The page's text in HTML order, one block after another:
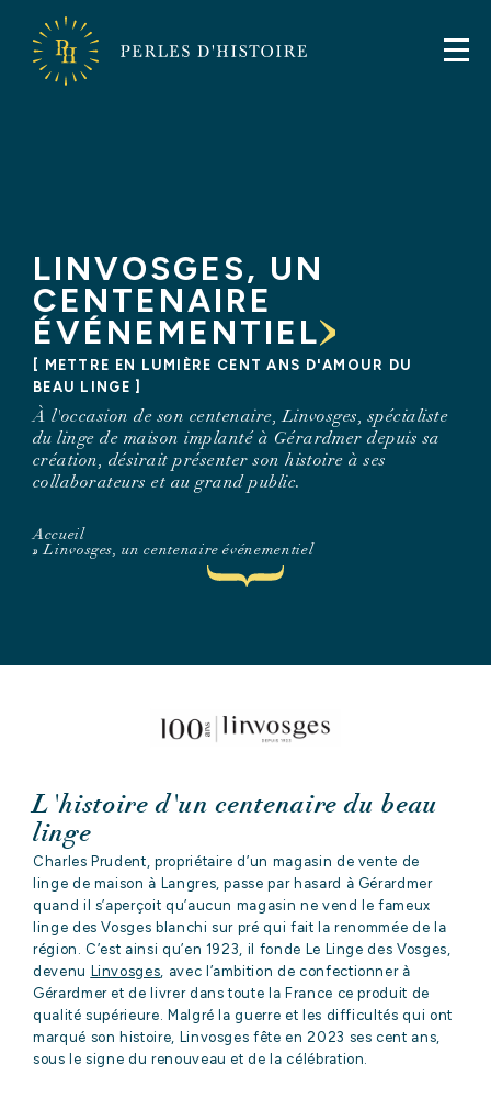
LINVOSGES, UN
CENTENAIRE
ÉVÉNEMENTIEL
METTRE EN LUMIÈRE CENT ANS D'AMOUR DU
BEAU LINGE
À l'occasion de son centenaire, Linvosges, spécialiste
du linge de maison implanté à Gérardmer depuis sa
création, désirait présenter son histoire à ses
collaborateurs et au grand public.
Accueil
»Linvosges, un centenaire événementiel
L'histoire d'un centenaire du beau
linge
Charles Prudent, propriétaire d’un magasin de vente de
linge de maison à Langres, passe par hasard à Gérardmer
quand il s’aperçoit qu’aucun magasin ne vend le fameux
linge des Vosges blanchi sur pré qui fait la renommée de la
région. C’est ainsi qu’en 1923, il fonde Le Linge des Vosges,
devenu Linvosges , avec l’ambition de confectionner à
Gérardmer et de livrer dans toute la France ce produit de
qualité supérieure. Malgré la guerre et les difficultés qui ont
marqué son histoire, Linvosges fête en 2023 ses cent ans,
sous le signe du renouveau et de la célébration.